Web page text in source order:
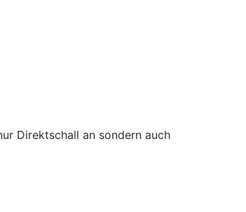
Direktschall an sondern auch